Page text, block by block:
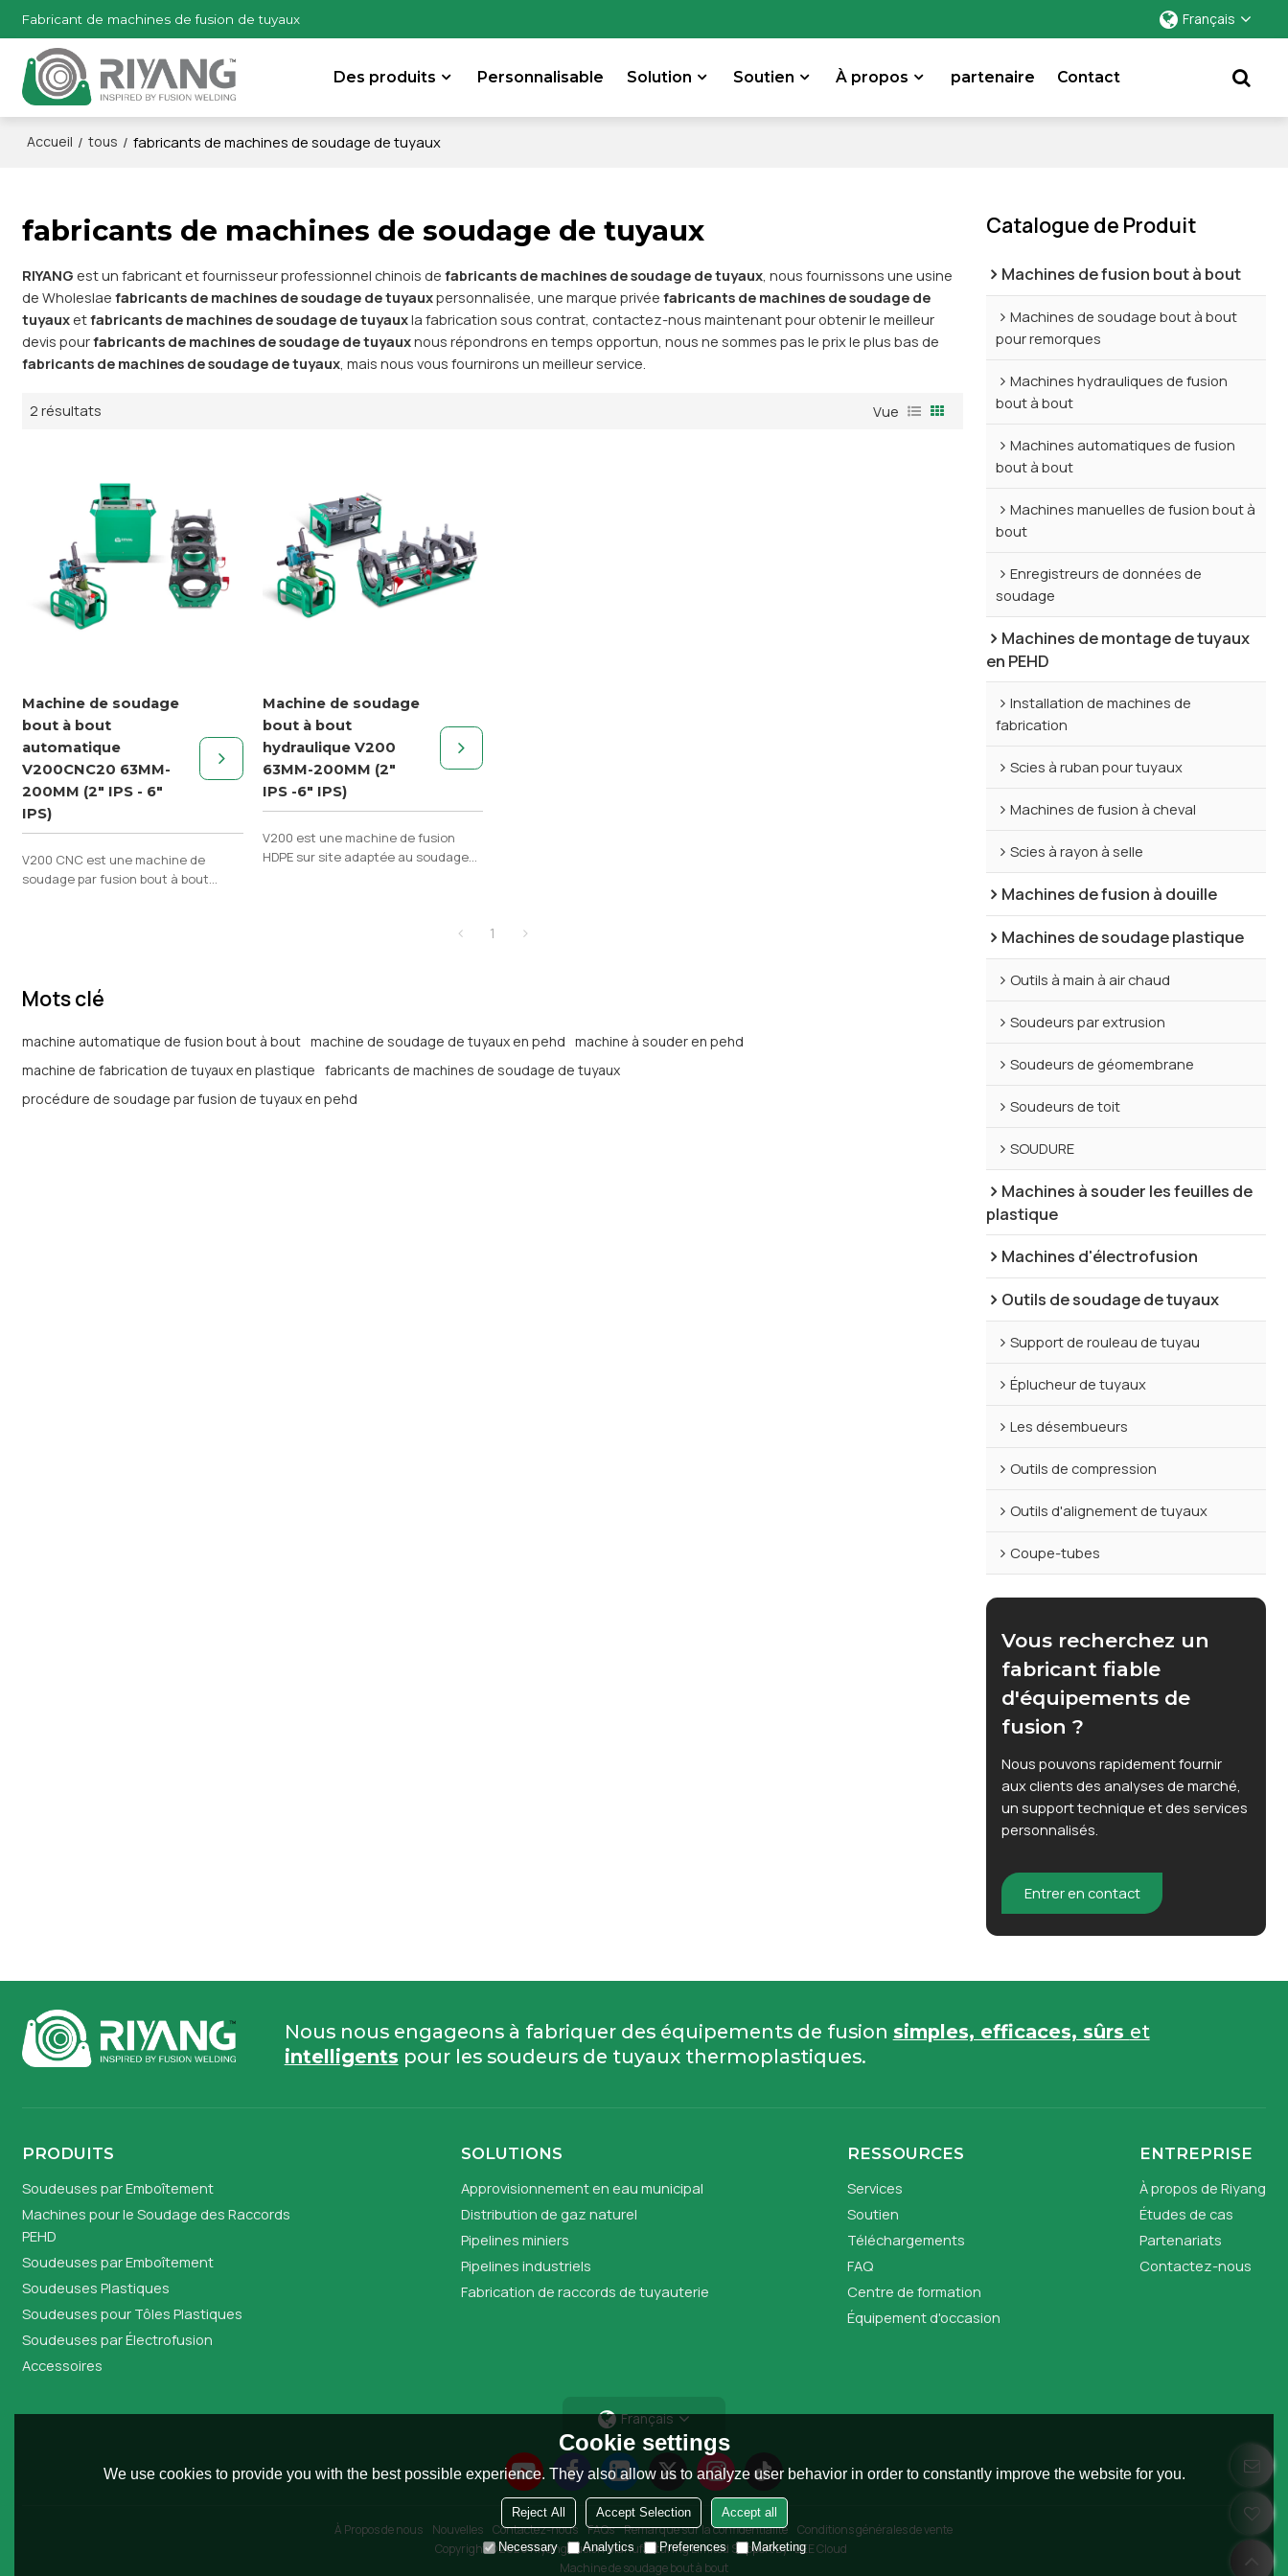
Fabricant de machines de fusion de tuyaux Français
Des produits Personnalisable Solution Soutien À propos partenaire Contact
Accueil / tous / fabricants de machines de soudage de tuyaux
fabricants de machines de soudage de tuyaux
RIYANG est un fabricant et fournisseur professionnel chinois defabricants de machines de soudage de tuyaux, nous fournissons une usine
de Wholeslaefabricants de machines de soudage de tuyauxpersonnalisée, une marque privéefabricants de machines de soudage de
tuyaux etfabricants de machines de soudage de tuyauxla fabrication sous contrat, contactez-nous maintenant pour obtenir le meilleur
devis pourfabricants de machines de soudage de tuyauxnous répondrons en temps opportun, nous ne sommes pas le prix le plus bas de
fabricants de machines de soudage de tuyaux, mais nous vous fournirons un meilleur service.
2 résultats Vue
Machine de soudage
bout à bout
automatique
V200CNC20 63MM-
200MM (2" IPS - 6"
IPS)
V200 CNC est une machine de
soudage par fusion bout à bout
Machine de soudage
bout à bout
hydraulique V200
63MM-200MM (2"
IPS -6" IPS)
V200 est une machine de fusion
HDPE sur site adaptée au soudage
1
Mots clé
machine automatique de fusion bout à bout machine de soudage de tuyaux en pehd
machine à souder en pehd
machine de fabrication de tuyaux en plastique
fabricants de machines de soudage de tuyaux
procédure de soudage par fusion de tuyaux en pehd
Catalogue de Produit
Machines de fusion bout à bout
Machines de soudage bout à bout
pour remorques
Machines hydrauliques de fusion
bout à bout
Machines automatiques de fusion
bout à bout
Machines manuelles de fusion bout à
bout
Enregistreurs de données de
soudage
Machines de montage de tuyaux
en PEHD
Installation de machines de
fabrication
Scies à ruban pour tuyaux
Machines de fusion à cheval
Scies à rayon à selle
Machines de fusion à douille
Machines de soudage plastique
Outils à main à air chaud
Soudeurs par extrusion
Soudeurs de géomembrane
Soudeurs de toit
SOUDURE
Machines à souder les feuilles de
plastique
Machines d'électrofusion
Outils de soudage de tuyaux
Support de rouleau de tuyau
Éplucheur de tuyaux
Les désembueurs
Outils de compression
Outils d'alignement de tuyaux
Coupe-tubes
Vous recherchez un
fabricant fiable
d'équipements de
fusion ?
Nous pouvons rapidement fournir
aux clients des analyses de marché,
un support technique et des services
personnalisés.
Entrer en contact
Nous nous engageons à fabriquer des équipements de fusion simples, efficaces, sûrs et
intelligents pour les soudeurs de tuyaux thermoplastiques.
PRODUITS
Soudeuses par Emboîtement
Machines pour le Soudage des Raccords
PEHD
Soudeuses par Emboîtement
Soudeuses Plastiques
Soudeuses pour Tôles Plastiques
Soudeuses par Électrofusion
Accessoires
SOLUTIONS
Approvisionnement en eau municipal
Distribution de gaz naturel
Pipelines miniers
Pipelines industriels
Fabrication de raccords de tuyauterie
RESSOURCES
Services
Soutien
Téléchargements
FAQ
Centre de formation
Équipement d'occasion
ENTREPRISE
À propos de Riyang
Études de cas
Partenariats
Contactez-nous
Français
À Propos de nous Nouvelles Contactez-nous FAQs Remarque sur la confidentialité
Conditions générales de vente
Copyright © 2026Riyang Fusion Manufacturing Limited Support By BEE Cloud
Machine de soudage bout à bout
Cookie settings
We use cookies to provide you with the best possible experience. They also allow us to analyze user behavior in order to constantly improve the website for you.
Reject All Accept Selection Accept all
Necessary Analytics Preferences Marketing